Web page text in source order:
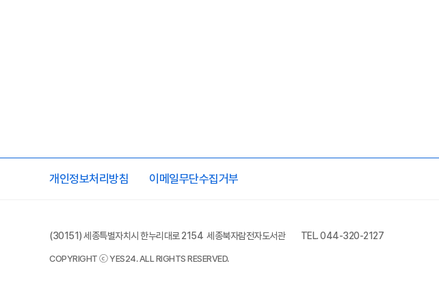
개인정보처리방침 이메일무단수집거부
(30151) 세종특별자치시 한누리대로 2154 세종북자람전자도서관 TEL. 044-320-2127
COPYRIGHT ⓒ YES24. ALL RIGHTS RESERVED.